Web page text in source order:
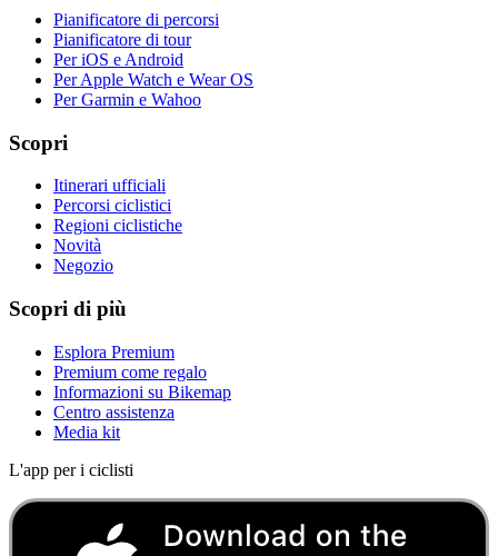
Pianificatore di percorsi
Pianificatore di tour
Per iOS e Android
Per Apple Watch e Wear OS
Per Garmin e Wahoo
Scopri
Itinerari ufficiali
Percorsi ciclistici
Regioni ciclistiche
Novità
Negozio
Scopri di più
Esplora Premium
Premium come regalo
Informazioni su Bikemap
Centro assistenza
Media kit
L'app per i ciclisti